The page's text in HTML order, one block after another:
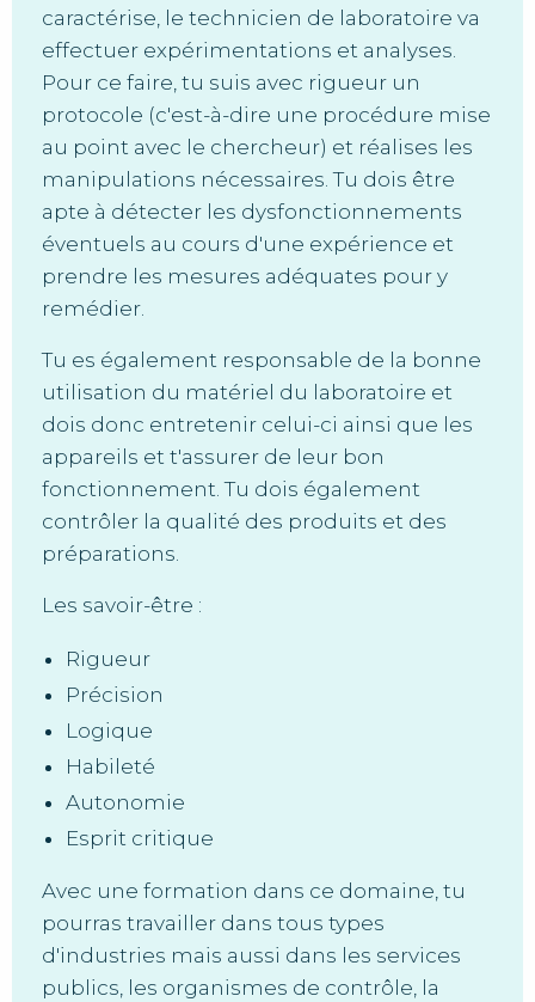
caractérise, le technicien de laboratoire va
effectuer expérimentations et analyses.
Pour ce faire, tu suis avec rigueur un
protocole (c'est-à-dire une procédure mise
au point avec le chercheur) et réalises les
manipulations nécessaires. Tu dois être
apte à détecter les dysfonctionnements
éventuels au cours d'une expérience et
prendre les mesures adéquates pour y
remédier.
Tu es également responsable de la bonne
utilisation du matériel du laboratoire et
dois donc entretenir celui-ci ainsi que les
appareils et t'assurer de leur bon
fonctionnement. Tu dois également
contrôler la qualité des produits et des
préparations.
Les savoir-être :
Rigueur
Précision
Logique
Habileté
Autonomie
Esprit critique
Avec une formation dans ce domaine, tu
pourras travailler dans tous types
d'industries mais aussi dans les services
publics, les organismes de contrôle, la